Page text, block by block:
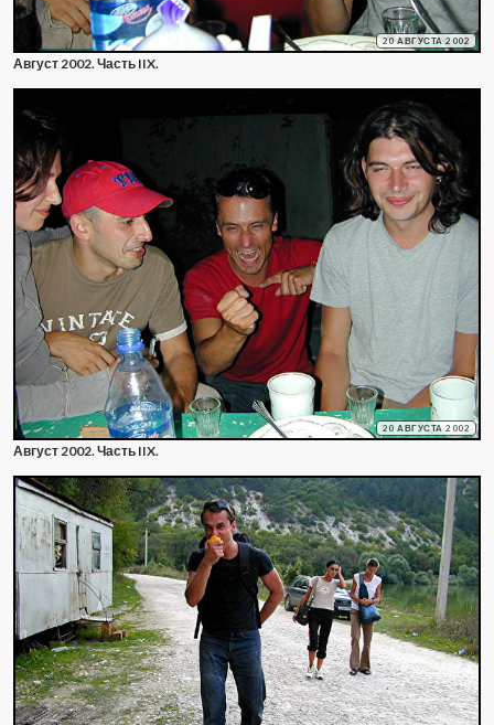
20 АВГУСТА 2002
Август 2002. Часть IIX.
20 АВГУСТА 2002
Август 2002. Часть IIX.